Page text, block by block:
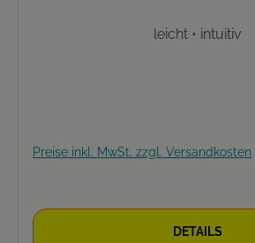
leicht • intuitiv
Preise inkl. MwSt. zzgl. Versandkosten
DETAILS